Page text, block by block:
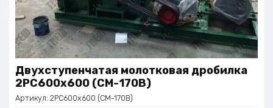
Двухступенчатая молотковая дробилка
2PC600х600 (СМ-170В)
Артикул: 2PC600х600 (СМ-170В)